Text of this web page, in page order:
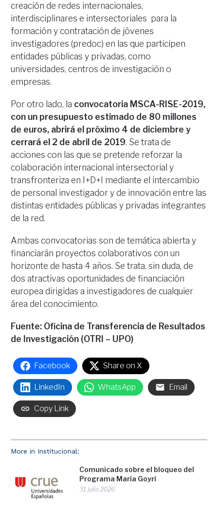
More in Institucional:
Comunicado sobre el bloqueo del
Programa María Goyri
31 julio 2026
creación de redes internacionales,
interdisciplinares e intersectoriales para la
formación y contratación de jóvenes
investigadores (predoc) en las que participen
entidades públicas y privadas, como
universidades, centros de investigación o
empresas.
Por otro lado, la convocatoria MSCA-RISE-2019,
con un presupuesto estimado de 80 millones
de euros, abrirá el próximo 4 de diciembre y
cerrará el 2 de abril de 2019. Se trata de
acciones con las que se pretende reforzar la
colaboración internacional intersectorial y
transfronteriza en I+D+I mediante el intercambio
de personal investigador y de innovación entre las
distintas entidades públicas y privadas integrantes
de la red.
Ambas convocatorias son de temática abierta y
financiarán proyectos colaborativos con un
horizonte de hasta 4 años. Se trata, sin duda, de
dos atractivas oportunidades de financiación
europea dirigidas a investigadores de cualquier
área del conocimiento.
Fuente: Oficina de Transferencia de Resultados
de Investigación (OTRI – UPO)
Facebook Share on X
LinkedIn WhatsApp Email
Copy Link